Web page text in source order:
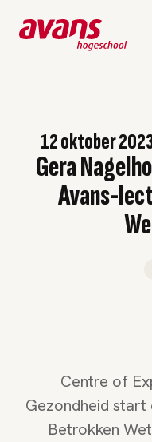
12 oktober
Gera
Avans-
Centre of
Gezondheid
Betrokken